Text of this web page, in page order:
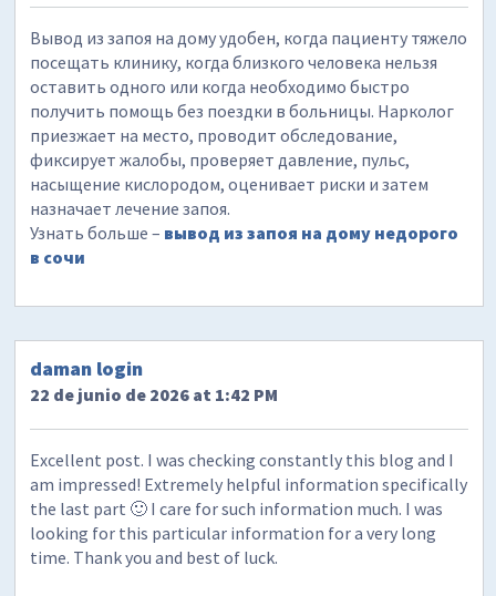
Вывод из запоя на дому удобен, когда пациенту тяжело
посещать клинику, когда близкого человека нельзя
оставить одного или когда необходимо быстро
получить помощь без поездки в больницы. Нарколог
приезжает на место, проводит обследование,
фиксирует жалобы, проверяет давление, пульс,
насыщение кислородом, оценивает риски и затем
назначает лечение запоя.
Узнать больше – вывод из запоя на дому недорого
в сочи
daman login
22 de junio de 2026 at 1:42 PM
Excellent post. I was checking constantly this blog and I
am impressed! Extremely helpful information specifically
the last part 🙂 I care for such information much. I was
looking for this particular information for a very long
time. Thank you and best of luck.